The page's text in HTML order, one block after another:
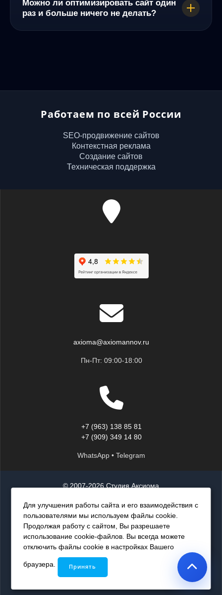
Можно ли оптимизировать сайт один
раз и больше ничего не делать?
Работаем по всей России
SEO-продвижение сайтов
Контекстная реклама
Создание сайтов
Техническая поддержка
axioma@axiomannov.ru
Пн-Пт: 09:00-18:00
+7 (963) 138 85 81
+7 (909) 349 14 80
WhatsApp • Telegram
© 2007-2026 Студия Аксиома
Политика конфиденциальности
ООО ИР «Студия Аксиома»
ИНН: 0274986716
КПП: 027401001
Для улучшения работы сайта и его взаимодействия с
пользователями мы используем файлы cookie.
Продолжая работу с сайтом, Вы разрешаете
использование cookie-файлов. Вы всегда можете
отключить файлы cookie в настройках Вашего
браузера. Принять